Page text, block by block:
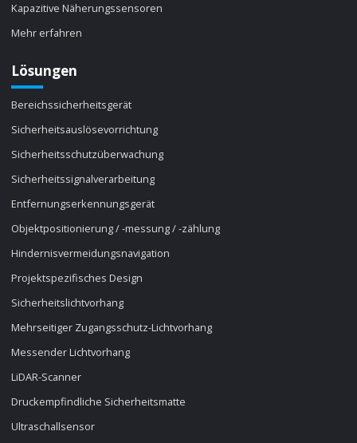
Kapazitive Näherungssensoren
Mehr erfahren
Lösungen
Bereichssicherheitsgerät
Sicherheitsauslösevorrichtung
Sicherheitsschutzüberwachung
Sicherheitssignalverarbeitung
Entfernungserkennungsgerät
Objektpositionierung / -messung / -zählung
Hindernisvermeidungsnavigation
Projektspezifisches Design
Sicherheitslichtvorhang
Mehrseitiger Zugangsschutz-Lichtvorhang
Messender Lichtvorhang
LiDAR-Scanner
Druckempfindliche Sicherheitsmatte
Ultraschallsensor